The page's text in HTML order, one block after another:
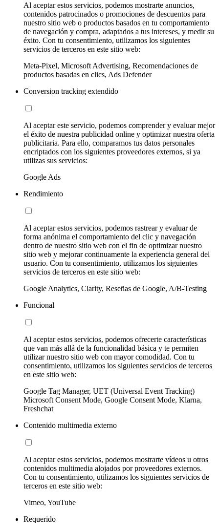
Al aceptar estos servicios, podemos mostrarte anuncios,
contenidos patrocinados o promociones de descuentos para
nuestro sitio web o productos basados en tu comportamiento
de navegación y compra, adaptados a tus intereses, y medir su
éxito. Con tu consentimiento, utilizamos los siguientes
servicios de terceros en este sitio web:
Meta-Pixel, Microsoft Advertising, Recomendaciones de
productos basadas en clics, Ads Defender
Conversion tracking extendido
Al aceptar este servicio, podemos comprender y evaluar mejor
el éxito de nuestra publicidad online y optimizar nuestra oferta
publicitaria. Para ello, comparamos tus datos personales
encriptados con los siguientes proveedores externos, si ya
utilizas sus servicios:
Google Ads
Rendimiento
Al aceptar estos servicios, podemos rastrear y evaluar de
forma anónima el comportamiento del clic y navegación
dentro de nuestro sitio web con el fin de optimizar nuestro
sitio web y mejorar continuamente la experiencia general del
usuario. Con tu consentimiento, utilizamos los siguientes
servicios de terceros en este sitio web:
Google Analytics, Clarity, Reseñas de Google, A/B-Testing
Funcional
Al aceptar estos servicios, podemos ofrecerte características
que van más allá de la funcionalidad básica y te permiten
utilizar nuestro sitio web con mayor comodidad. Con tu
consentimiento, utilizamos los siguientes servicios de terceros
en este sitio web:
Google Tag Manager, UET (Universal Event Tracking)
Microsoft Consent Mode, Google Consent Mode, Klarna,
Freshchat
Contenido multimedia externo
Al aceptar estos servicios, podemos mostrarte vídeos u otros
contenidos multimedia alojados por proveedores externos.
Con tu consentimiento, utilizamos los siguientes servicios de
terceros en este sitio web:
Vimeo, YouTube
Requerido